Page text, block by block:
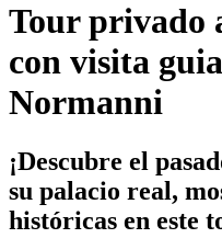
Tour privado
con visita
Normanni
¡Descubre el
su palacio real,
históricas en este